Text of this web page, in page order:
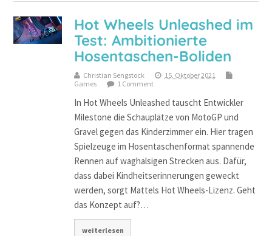
Hot Wheels Unleashed im
Test: Ambitionierte
Hosentaschen-Boliden
Christian Sengstock
15. Oktober 2021
Games
1 Comment
In Hot Wheels Unleashed tauscht Entwickler
Milestone die Schauplätze von MotoGP und
Gravel gegen das Kinderzimmer ein. Hier tragen
Spielzeuge im Hosentaschenformat spannende
Rennen auf waghalsigen Strecken aus. Dafür,
dass dabei Kindheitserinnerungen geweckt
werden, sorgt Mattels Hot Wheels-Lizenz. Geht
das Konzept auf?…
weiterlesen